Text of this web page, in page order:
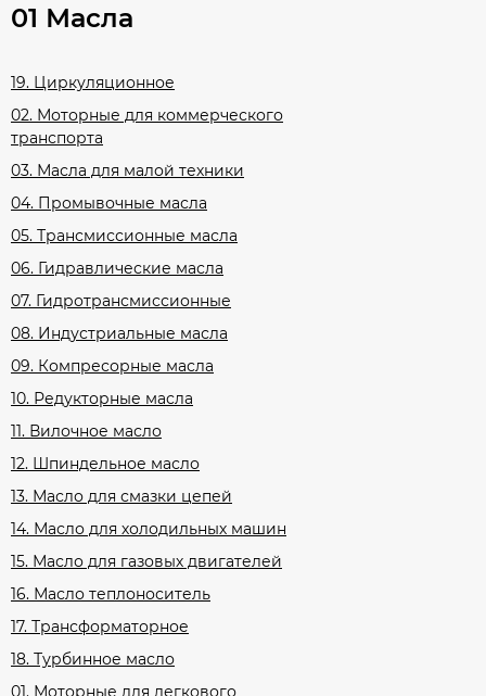
01 Масла
19. Циркуляционное
02. Моторные для коммерческого
транспорта
03. Масла для малой техники
04. Промывочные масла
05. Трансмиссионные масла
06. Гидравлические масла
07. Гидротрансмиссионные
08. Индустриальные масла
09. Компресорные масла
10. Редукторные масла
11. Вилочное масло
12. Шпиндельное масло
13. Масло для смазки цепей
14. Масло для холодильных машин
15. Масло для газовых двигателей
16. Масло теплоноситель
17. Трансформаторное
18. Турбинное масло
01. Моторные для легкового